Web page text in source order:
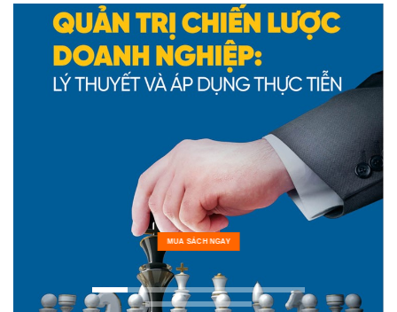
MUA SÁCH NGAY